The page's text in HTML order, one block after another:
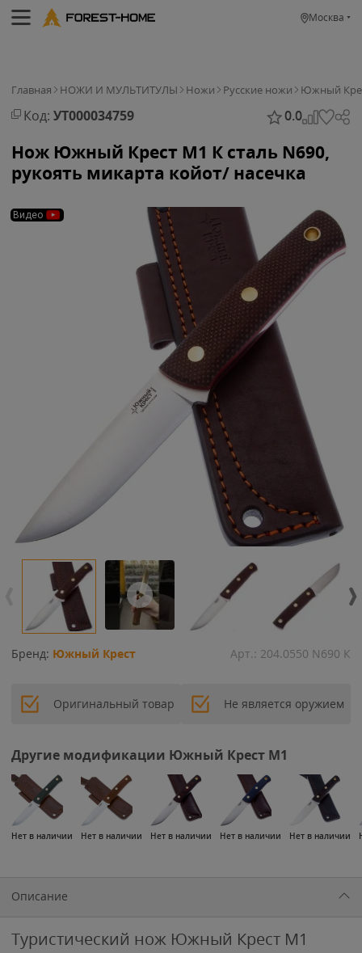
Москва
Главная НОЖИ И МУЛЬТИТУЛЫ Ножи Русские ножи Южный
Код: УТ000034759 0.0
Нож Южный Крест M1 К сталь N690,
рукоять микарта койот/ насечка
Видео
Бренд: Южный Крест Арт.: 204.0550 N690 К
Оригинальный товар Не является оружием
Другие модификации Южный Крест M1
Нет в наличии Нет в наличии Нет в наличии Нет в наличии Нет в наличии
Описание
Туристический нож Южный Крест M1